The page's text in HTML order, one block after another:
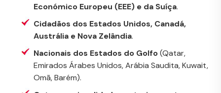
Económico Europeu (EEE) e da Suíça.
Cidadãos dos Estados Unidos, Canadá,
Austrália e Nova Zelândia.
Nacionais dos Estados do Golfo(Qatar,
Emirados Árabes Unidos, Arábia Saudita, Kuwait,
Omã, Barém).